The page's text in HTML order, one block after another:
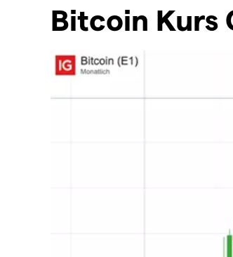
Bitcoin Kurs